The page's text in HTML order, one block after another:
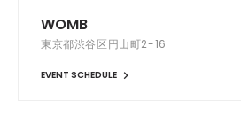
WOMB
東京都渋谷区円山町2-16
EVENT SCHEDULE